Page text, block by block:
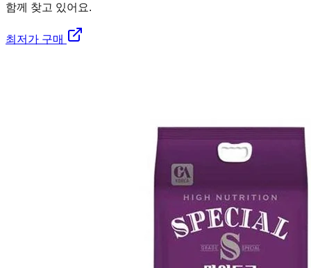
함께 찾고 있어요.
최저가 구매